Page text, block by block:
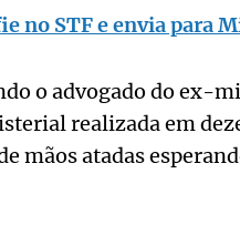
no STF e envia para
o advogado do ex-
realizada em
mãos atadas